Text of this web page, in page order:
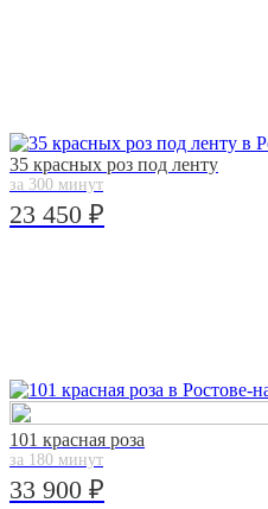
35 красных роз под ленту
за 300 минут
23 450 ₽
101 красная роза
за 180 минут
33 900 ₽